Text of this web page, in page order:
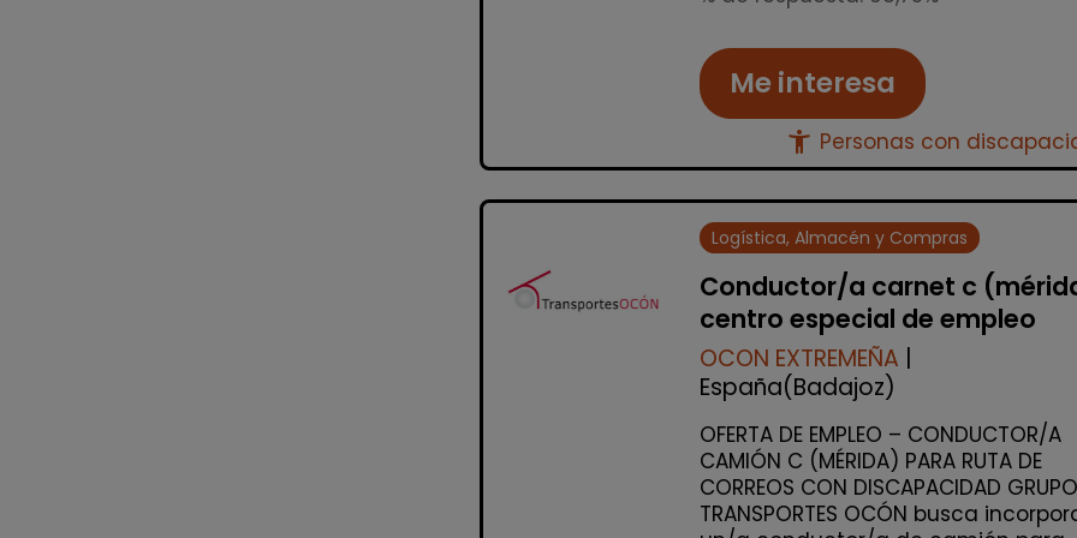
Me interesa
accessibility_new Personas con
Logística, Almacén y Compras
Conductor/a carnet c
centro especial de empleo
OCON EXTREMEÑA
España(Badajoz)
OFERTA DE EMPLEO – CONDUCTOR/A
CAMIÓN C (MÉRIDA) PARA RUTA DE
CORREOS CON DISCAPACIDAD GRUPO
TRANSPORTES OCÓN busca